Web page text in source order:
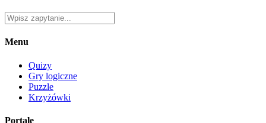
Menu
Quizy
Gry logiczne
Puzzle
Krzyżówki
Portale